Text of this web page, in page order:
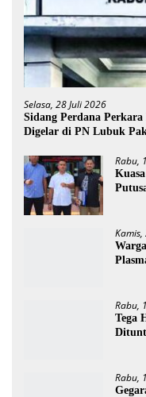
Selasa, 28 Juli 2026
Sidang Perdana
Digelar di PN Lubuk
Rabu,
Rabu,
Tega
Rabu,